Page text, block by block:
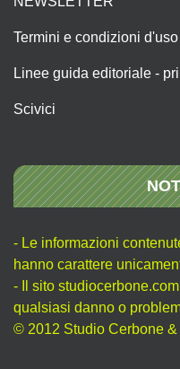
Termini e condizioni d'uso
Linee guida editoriale -
Scivici
- Le informazioni
hanno carattere
- Il sito
qualsiasi danno o
© 2012 Studio Cerbone &